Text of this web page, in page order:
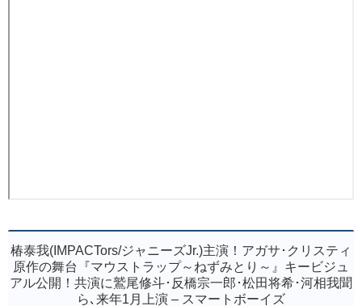
椿泰我(IMPACTors/ジャニーズJr.)主演！アガサ･クリスティ
原作の舞台『マウストラップ～ねずみとり～』キービジュ
アル公開！共演に鷲尾修斗･反橋宗一郎･松田将希･河相我聞
ら､来年1月上演 – スマートボーイズ